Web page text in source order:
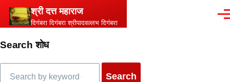
Skip to main content
श्री दत्त महाराज
दिगंबरा दिगंबरा श्रीपादवल्लभ दिगंबरा
Search शोध